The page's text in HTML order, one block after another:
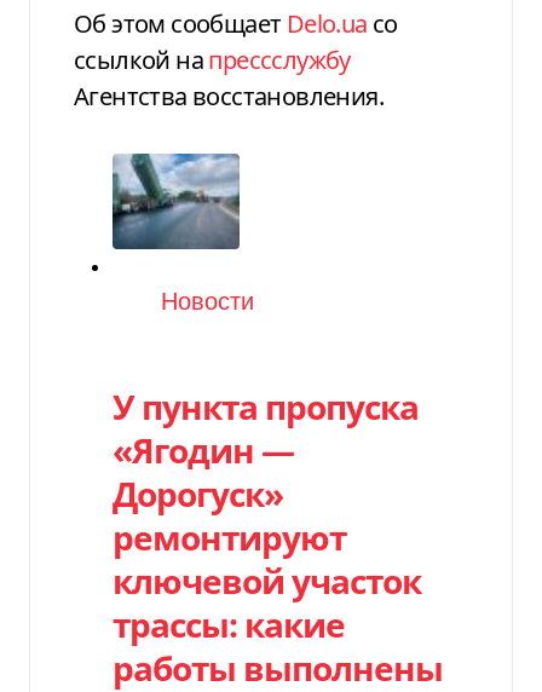
Об этом сообщает Delo.ua со
ссылкой напрессслужбу
Агентства восстановления.
Категория
Новости
У пункта пропуска
«Ягодин —
Дорогуск»
ремонтируют
ключевой участок
трассы: какие
работы выполнены